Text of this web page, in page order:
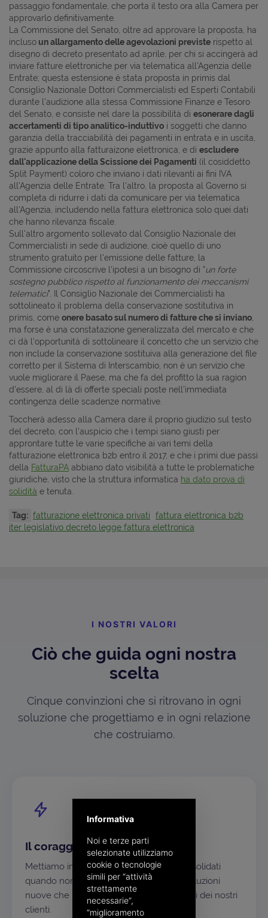
passaggio fondamentale, che porta il testo ora alla Camera per
approvarlo definitivamente.
La Commissione del Senato, oltre ad approvare la proposta, ha
incluso un allargamento delle agevolazioni previste rispetto al
disegno di decreto presentato ad aprile, per chi si accingerà ad
inviare fatture elettroniche per via telematica all'Agenzia delle
Entrate; questa estensione è stata proposta in primis dal
Consiglio Nazionale Dottori Commercialisti ed Esperti Contabili
durante l'audizione alla stessa Commissione Finanze e Tesoro
del Senato, e consiste nel dare la possibilità di esonerare dagli
accertamenti di tipo analitico-induttivo i soggetti che danno
garanzia della tracciabilità dei pagamenti in entrata e in uscita,
grazie appunto alla fatturaizone elettronica, e di escludere
dall'applicazione della Scissione dei Pagamenti (il cosiddetto
Split Payment) coloro che inviano i dati rilevanti ai fini IVA
all'Agenzia delle Entrate. Tra l'altro, la proposta al Governo si
completa di ridurre i dati da comunicare per via telematica
all'Agenzia, includendo nella fattura elettronica solo quei dati
che hanno rilevanza fiscale.
Sull'altro argomento sollevato dal Consiglio Nazionale dei
Commercialisti in sede di audizione, cioè quello di uno
strumento gratuito per l'emissione delle fatture, la
Commissione circoscrive l'ipotesi a un bisogno di "un forte
sostegno pubblico rispetto al funzionamento dei meccanismi
telematici". Il Consiglio Nazionale dei Commercialisti ha
sottolineato il problema della conservazione sostitutiva in
primis, come onere basato sul numero di fatture che si inviano
ma forse è una constatazione generalizzata del mercato e che
ci dà l'opportunità di sottolineare il concetto che un servizio che
non include la conservazione sostituiva alla generazione del file
corretto per il Sistema di Interscambio, non è un servizio che
vuole migliorare il Paese, ma che fa del profitto la sua ragion
d'essere, al di là di offerte speciali poste nell'immediata
contingenza delle scadenze normative.
Toccherà adesso alla Camera dare il proprio giudizio sul testo
del decreto, con l'auspicio che i tempi siano giusti per
approntare tutte le varie specifiche ai vari temi della
fatturazione elettronica b2b entro il 2017, e che i primi due passi
della FatturaPA abbiano dato visibilità a tutte le problematiche
giuridiche, visto che la struttura informatica ha dato prova di
solidità e tenuta.
Tag: fatturazione elettronica privati
fattura elettronica b2b
iter legislativo decreto legge fattura elettronica
I NOSTRI VALORI
Ciò che guida ogni nostra
scelta
Cinque convinzioni che si ritrovano in ogni
soluzione che progettiamo e in ogni relazione
che costruiamo.
Il coraggio di essere differenti
Mettiamo in discussione gli approcci consolidati
quando non bastano più, per costruire soluzioni
nuove che rispondano davvero ai progetti dei nostri
clienti.
Informativa
Noi e terze parti
selezionate utilizziamo
cookie o tecnologie
simili per “attività
strettamente
necessarie”,
“miglioramento